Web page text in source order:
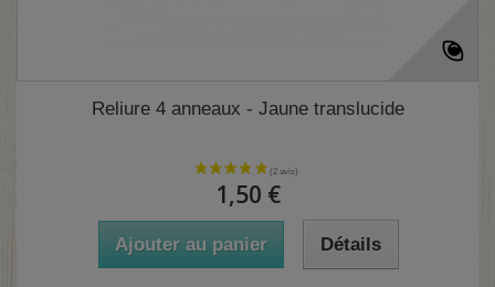
Reliure 4 anneaux - Jaune translucide
1,50 €
Ajouter au panier Détails